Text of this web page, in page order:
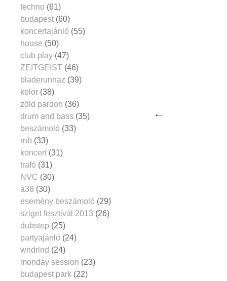
techno (61)
budapest (60)
koncertajánló (55)
house (50)
club play (47)
ZEITGEIST (46)
bladerunnaz (39)
kolor (38)
zöld pardon (36)
drum and bass (35)
beszámoló (33)
rnb (33)
koncert (31)
trafó (31)
NVC (30)
a38 (30)
esemény beszámoló (29)
sziget fesztivál 2013 (26)
dubstep (25)
partyajánló (24)
wndrlnd (24)
monday session (23)
budapest park (22)